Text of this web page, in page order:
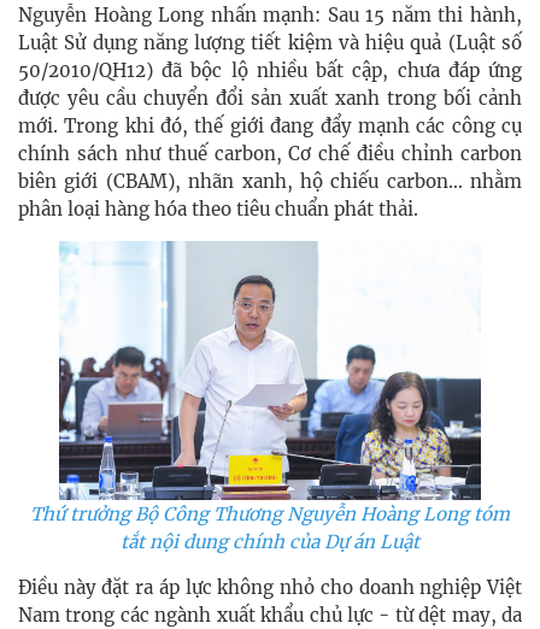
Nguyễn Hoàng Long nhấn mạnh: Sau 15 năm thi hành,
Luật Sử dụng năng lượng tiết kiệm và hiệu quả (Luật số
50/2010/QH12) đã bộc lộ nhiều bất cập, chưa đáp ứng
được yêu cầu chuyển đổi sản xuất xanh trong bối cảnh
mới. Trong khi đó, thế giới đang đẩy mạnh các công cụ
chính sách như thuế carbon, Cơ chế điều chỉnh carbon
biên giới (CBAM), nhãn xanh, hộ chiếu carbon… nhằm
phân loại hàng hóa theo tiêu chuẩn phát thải.
Thứ trưởng Bộ Công Thương Nguyễn Hoàng Long tóm
tắt nội dung chính của Dự án Luật
Điều này đặt ra áp lực không nhỏ cho doanh nghiệp Việt
Nam trong các ngành xuất khẩu chủ lực - từ dệt may, da